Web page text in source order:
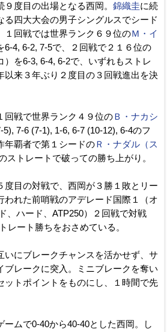
度目の出場となる西岡。 錦織圭に続
る四大大会の男子シングルスでシード
１回戦では世界ランク６９位のＭ・イ
6-4, 6-2, 7-5で、２回戦で２１６位の
）を6-3, 6-4, 6-2で、いずれもストレ
以来３年ぶり２度目の３回戦進出を決
回戦で世界ランク４９位のＢ・ナカシ
5), 7-6 (7-1), 1-6, 6-7 (10-12), 6-4のフ
年覇者で第１シードのＲ・ナダル（ス
ストレートで破っての勝ち上がり。
度目の対戦で、西岡が３勝１敗とリー
われた前哨戦のアデレード国際１（オ
、ハード、ATP250）２回戦で対戦
レート勝ちをおさめている。
いにブレークチャンスを活かせず、サ
ブレークに突入。ミニブレークを奪い
ットポイントをものにし、１時間で先
ムで0-40から40-40とした西岡。し